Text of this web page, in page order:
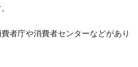
者庁や消費者センターなどがあり